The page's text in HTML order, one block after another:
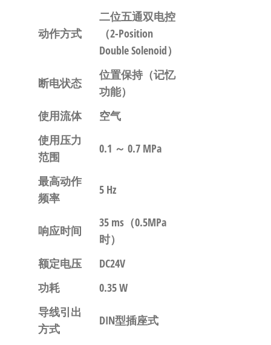
动作方式
二位五通双电控
（2-Position
Double Solenoid）
断电状态
位置保持（记忆
功能）
使用流体
空气
使用压力
范围
0.1 ～ 0.7 MPa
最高动作
频率
5 Hz
响应时间
35 ms （0.5MPa
时）
额定电压
DC24V
功耗
0.35 W
导线引出
方式
DIN型插座式